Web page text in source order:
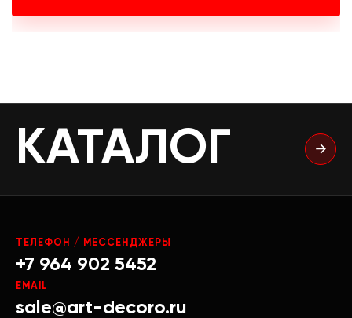
КАТАЛОГ
ТЕЛЕФОН / МЕССЕНДЖЕРЫ
+7 964 902 5452
EMAIL
sale@art-decoro.ru